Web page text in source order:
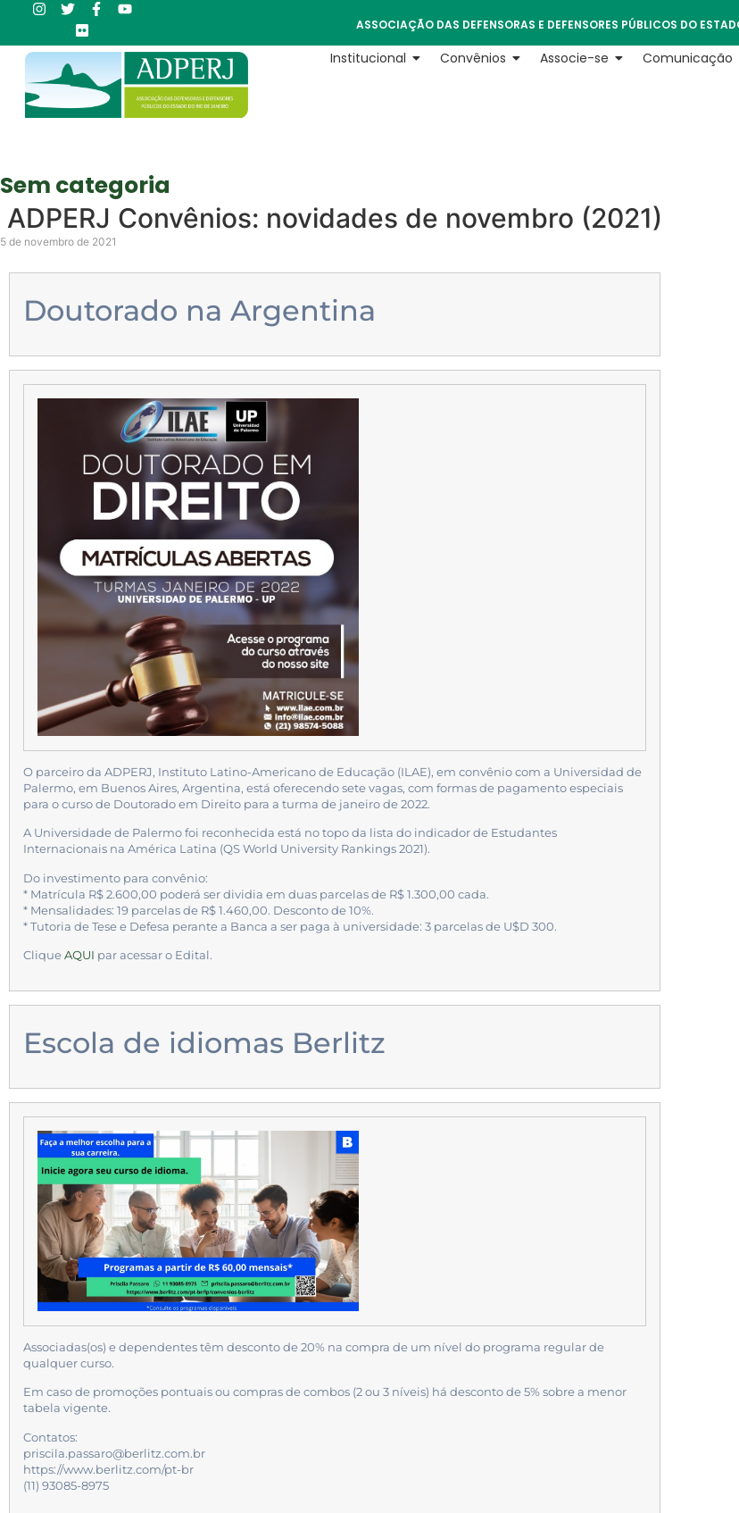
ASSOCIAÇÃO DAS DEFENSORAS E DEFENSORES PÚBLICOS DO
Institucional Convênios Associe-se Comunicação
Sem categoria
ADPERJ Convênios: novidades de novembro (2021)
5 de novembro de 2021
Doutorado na Argentina
O parceiro da ADPERJ, Instituto Latino-Americano de Educação (ILAE), em convênio com a Universidad de
Palermo, em Buenos Aires, Argentina, está oferecendo sete vagas, com formas de pagamento especiais
para o curso de Doutorado em Direito para a turma de janeiro de 2022.
A Universidade de Palermo foi reconhecida está no topo da lista do indicador de Estudantes
Internacionais na América Latina (QS World University Rankings 2021).
Do investimento para convênio:
* Matrícula R$ 2.600,00 poderá ser dividia em duas parcelas de R$ 1.300,00 cada.
* Mensalidades: 19 parcelas de R$ 1.460,00. Desconto de 10%.
* Tutoria de Tese e Defesa perante a Banca a ser paga à universidade: 3 parcelas de U$D 300.
Clique AQUI par acessar o Edital.
Escola de idiomas Berlitz
Associadas(os) e dependentes têm desconto de 20% na compra de um nível do programa regular de
qualquer curso.
Em caso de promoções pontuais ou compras de combos (2 ou 3 níveis) há desconto de 5% sobre a menor
tabela vigente.
Contatos:
priscila.passaro@berlitz.com.br
https://www.berlitz.com/pt-br
(11) 93085-8975